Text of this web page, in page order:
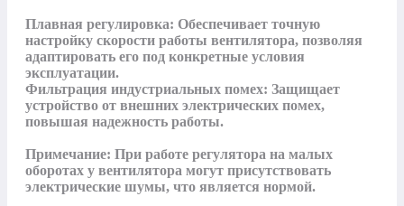
Плавная регулировка: Обеспечивает точную
настройку скорости работы вентилятора, позволяя
адаптировать его под конкретные условия
эксплуатации.
Фильтрация индустриальных помех: Защищает
устройство от внешних электрических помех,
повышая надежность работы.
Примечание: При работе регулятора на малых
оборотах у вентилятора могут присутствовать
электрические шумы, что является нормой.